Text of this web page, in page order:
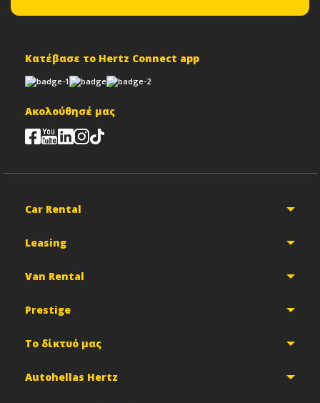
Κατέβασε το Hertz Connect app
Ακολούθησέ μας
Car Rental
Leasing
Van Rental
Prestige
Το δίκτυό μας
Autohellas Hertz